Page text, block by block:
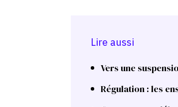
Lire aussi
Vers une
Régulation : les